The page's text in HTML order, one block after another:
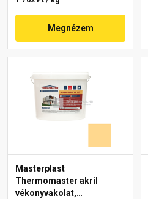
Megnézem
Masterplast
Thermomaster akril
vékonyvakolat,